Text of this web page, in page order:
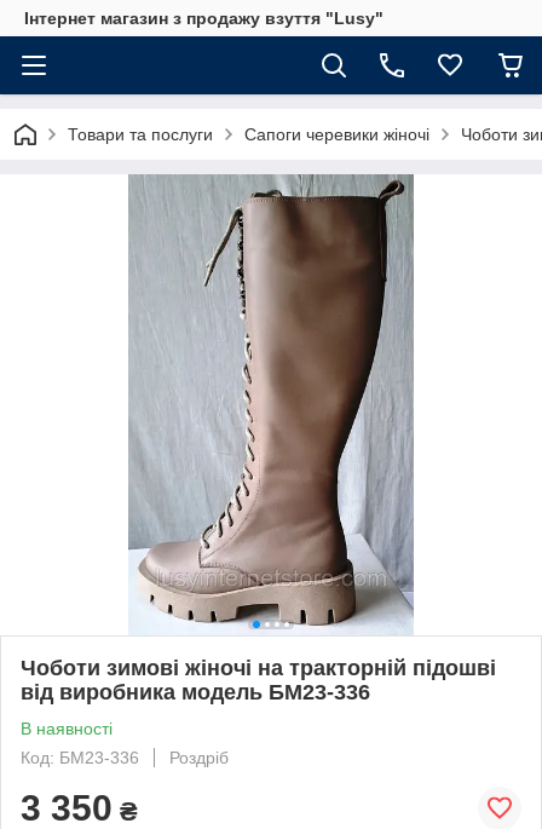
Інтернет магазин з продажу взуття "Lusy"
Товари та послуги Сапоги черевики жіночі Чоботи
Чоботи зимові жіночі на тракторній підошві
від виробника модель БМ23-336
В наявності
Код: БМ23-336
Роздріб
3 350 ₴